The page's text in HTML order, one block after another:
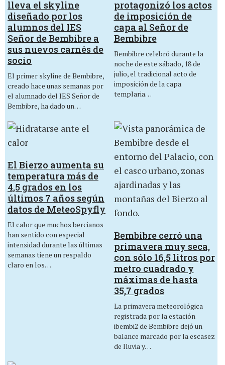
lleva el skyline
diseñado por los
alumnos del IES
Señor de Bembibre a
sus nuevos carnés de
socio
El primer skyline de Bembibre,
creado hace unas semanas por
el alumnado del IES Señor de
Bembibre, ha dado un…
protagonizó los actos
de imposición de
capa al Señor de
Bembibre
Bembibre celebró durante la
noche de este sábado, 18 de
julio, el tradicional acto de
imposición de la capa
templaria…
El Bierzo aumenta su
temperatura más de
4,5 grados en los
últimos 7 años según
datos de MeteoSpyfly
El calor que muchos bercianos
han sentido con especial
intensidad durante las últimas
semanas tiene un respaldo
claro en los…
Bembibre cerró una
primavera muy seca,
con sólo 16,5 litros por
metro cuadrado y
máximas de hasta
35,7 grados
La primavera meteorológica
registrada por la estación
ibembi2 de Bembibre dejó un
balance marcado por la escasez
de lluvia y…